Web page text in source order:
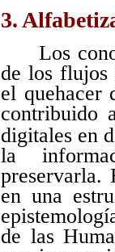
3.
Los
de los flujos
el quehacer
contribuido
digitales en
la
preservarla.
en una
de las